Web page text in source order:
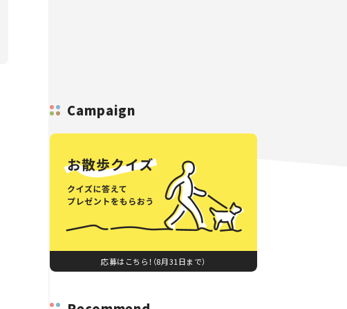
Campaign
応募はこちら！（8月31日まで）